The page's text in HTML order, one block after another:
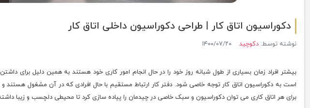
دکوراسیون اتاق کار | طراحی دکوراسیون داخلی اتاق کار
نوشته توسط: دکوچید ۱۴۰۰/۰۷/۲۰
بیشتر افراد زمان بسیاری از طول شبانه روز خود را در حال انجام امور کاری خود هستند به همین دلیل برای
است به دکوراسیون اتاق کار توجه خاصی شود. دفتر کار ارتباط مستقیم با حال افرادی که در آن مشغول هستند
برای هر اتاق کاری می توان دکوراسیون و سبک خاصی در چیدمان را پیاده سازی کرد تا محیطی دلچسب و زیبا